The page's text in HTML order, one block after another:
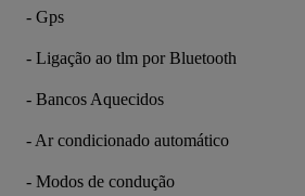
- Gps
- Ligação ao tlm por Bluetooth
- Bancos Aquecidos
- Ar condicionado automático
- Modos de condução